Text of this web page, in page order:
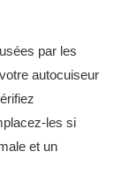
par les
autocuiseur
les si
et un